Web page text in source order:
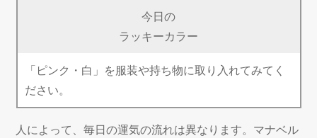
今日の
ラッキーカラー
「ピンク・白」を服装や持ち物に取り入れてみてく
ださい。
人によって、毎日の運気の流れは異なります。マナベル